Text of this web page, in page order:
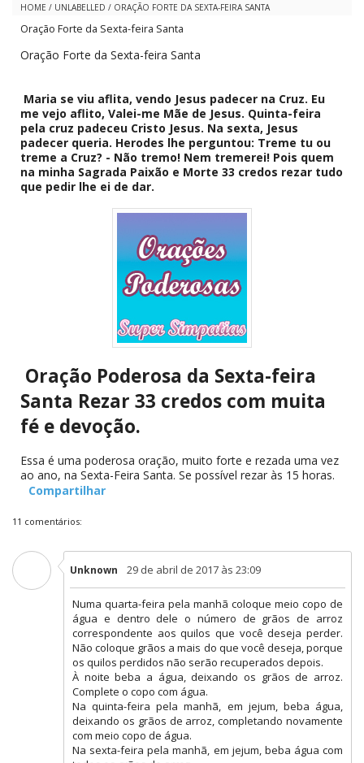
HOME / UNLABELLED / ORAÇÃO FORTE DA SEXTA-FEIRA SANTA
Oração Forte da Sexta-feira Santa
Oração Forte da Sexta-feira Santa
Maria se viu aflita, vendo Jesus padecer na Cruz. Eu
me vejo aflito, Valei-me Mãe de Jesus. Quinta-feira
pela cruz padeceu Cristo Jesus. Na sexta, Jesus
padecer queria. Herodes lhe perguntou: Treme tu ou
treme a Cruz? - Não tremo! Nem tremerei! Pois quem
na minha Sagrada Paixão e Morte 33 credos rezar tudo
que pedir lhe ei de dar.
Oração Poderosa da Sexta-feira
Santa Rezar 33 credos com muita
fé e devoção.
Essa é uma poderosa oração, muito forte e rezada uma vez
ao ano, na Sexta-Feira Santa. Se possível rezar às 15 horas.
Compartilhar
11 comentários:
Unknown 29 de abril de 2017 às 23:09
Numa quarta-feira pela manhã coloque meio copo de
água e dentro dele o número de grãos de arroz
correspondente aos quilos que você deseja perder.
Não coloque grãos a mais do que você deseja, porque
os quilos perdidos não serão recuperados depois.
À noite beba a água, deixando os grãos de arroz.
Complete o copo com água.
Na quinta-feira pela manhã, em jejum, beba água,
deixando os grãos de arroz, completando novamente
com meio copo de água.
Na sexta-feira pela manhã, em jejum, beba água com